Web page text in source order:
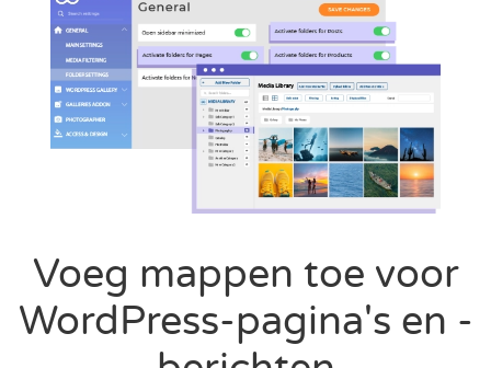
Voeg mappen toe voor
WordPress-pagina's en -